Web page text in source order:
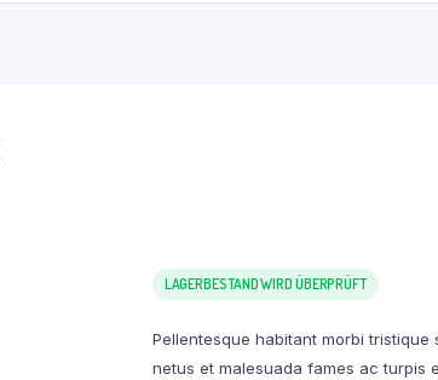
LAGERBESTAND WIRD ÜBERPRÜFT
Pellentesque habitant morbi tristique
netus et malesuada fames ac turpis